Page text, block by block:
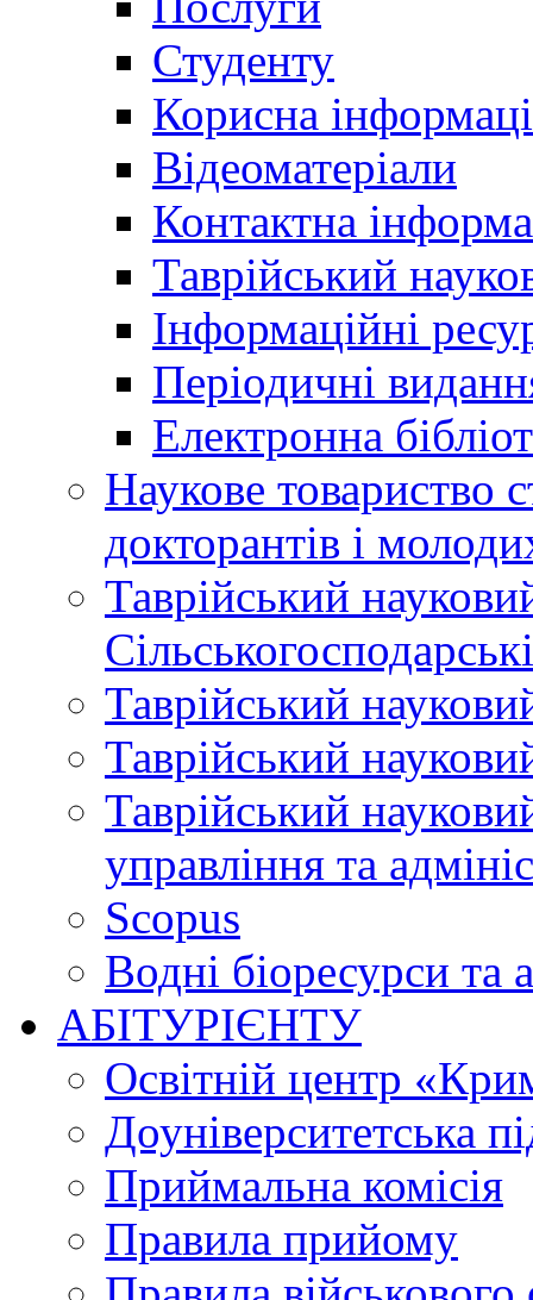
Студенту
Корисна
Відеоматеріали
Контактна
Таврійський
Інформаційні
Періодичні
Електронна
Наукове товариство
докторантів і
Таврійський
Таврійський
Таврійський
Таврійський
управління та
Scopus
Водні біоресурси та
АБІТУРІЄНТУ
Освітній центр
Доуніверситетська
Приймальна комісія
Правила прийому